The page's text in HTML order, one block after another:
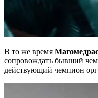
В то же время
сопровождать бывший
действующий чемпион